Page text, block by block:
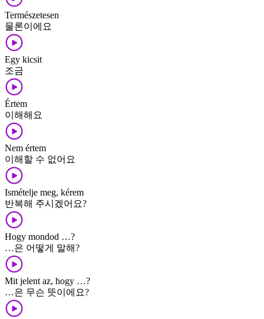
Természetesen
물론이에요
Egy kicsit
조금
Értem
이해해요
Nem értem
이해할 수 없어요
Ismételje meg, kérem
반복해 주시겠어요?
Hogy mondod …?
…은 어떻게 말해?
Mit jelent az, hogy …?
…은 무슨 뜻이에요?